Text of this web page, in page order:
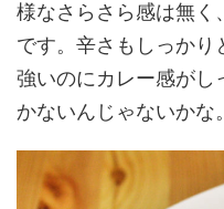
様なさらさら感は無く
です。辛さもしっか
強いのにカレー感がし
かないんじゃないかな。